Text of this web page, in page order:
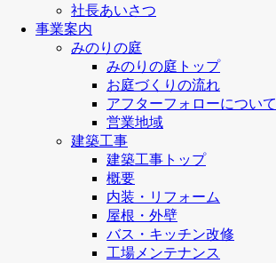
社長あいさつ
事業案内
みのりの庭
みのりの庭トップ
お庭づくりの流れ
アフターフォローについて
営業地域
建築工事
建築工事トップ
概要
内装・リフォーム
屋根・外壁
バス・キッチン改修
工場メンテナンス